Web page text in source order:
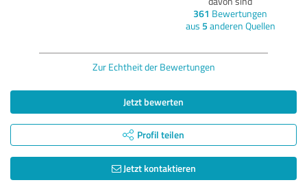
361 Bewertungen
aus 5 anderen Quellen
Zur Echtheit der Bewertungen
Jetzt bewerten
Profil teilen
Jetzt kontaktieren